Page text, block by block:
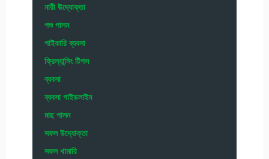
নারী উদ্যোক্তা
পশু পালন
পাইকারি ব্যবসা
ফ্রিল্যান্সিং টিপস
ব্যবসা
ব্যবসা গাইডলাইন
মাছ পালন
সফল উদ্যোক্তা
সফল খামারি